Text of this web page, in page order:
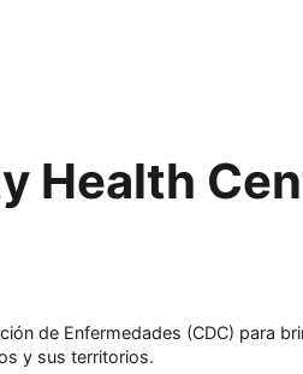
Health
de Enfermedades (CDC) para
y sus territorios.